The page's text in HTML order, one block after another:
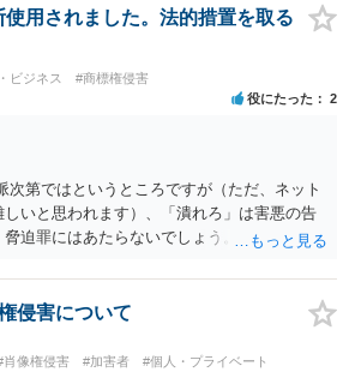
断される余地を残すため、一定の注意が必要
有無は、侵害判断に一定の影響を与える可能
要因ではありません。 パブリシティ権侵害の
引力の利用を目的とするか」という点で判
あることは「商業的目的」を強く示す要素で
侵害となるわけではありません。完全無償・
自由」「創作物」としての側面が強く評価さ
一方、広告収益がある場合は「商業利用」と
クが高まる可能性があります。 公開前に変
いては、公開の場でアドバイスするにも限
資料等を持参の上、弁護士に相談されること
用されました。法的措置を取る
ビジネス #商標権侵害
役にたった 2
次第ではというところですが（ただ、ネット
いと思われます）、「潰れろ」は害悪の告
迫罪にはあたらないでしょう。 もっとも、
可能性はあります。
侵害について
肖像権侵害 #加害者 #個人・プライベート